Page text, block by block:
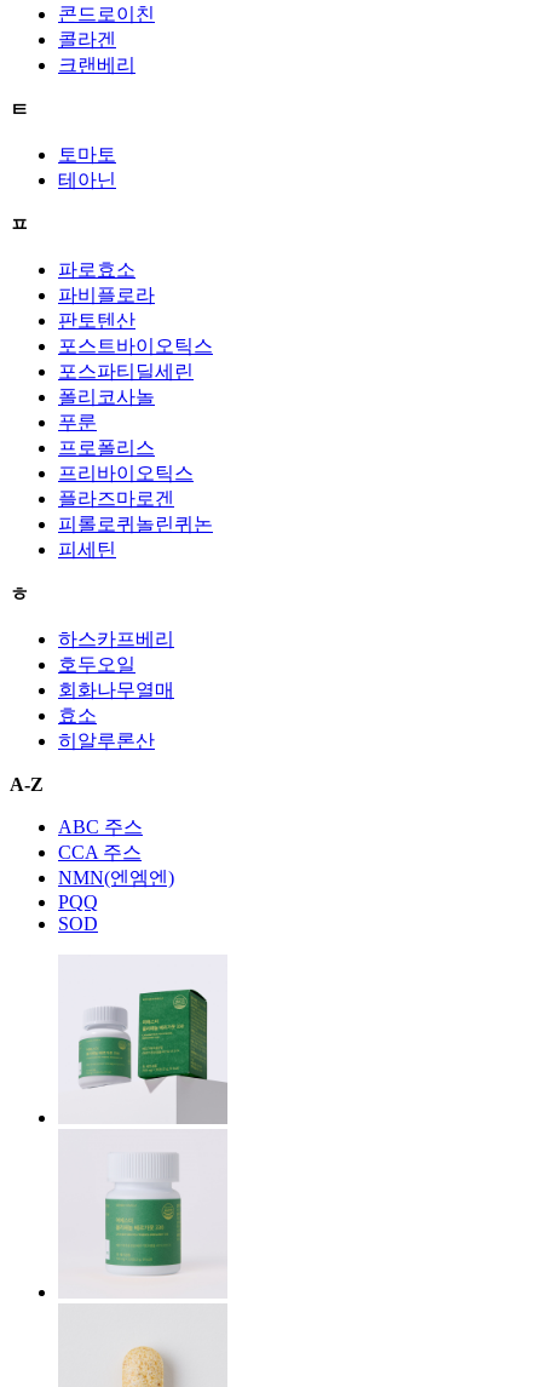
콘드로이친
콜라겐
크랜베리
ㅌ
토마토
테아닌
ㅍ
파로효소
파비플로라
판토텐산
포스트바이오틱스
포스파티딜세린
폴리코사놀
푸룬
프로폴리스
프리바이오틱스
플라즈마로겐
피롤로퀴놀린퀴논
피세틴
ㅎ
하스카프베리
호두오일
회화나무열매
효소
히알루론산
A-Z
ABC 주스
CCA 주스
NMN(엔엠엔)
PQQ
SOD